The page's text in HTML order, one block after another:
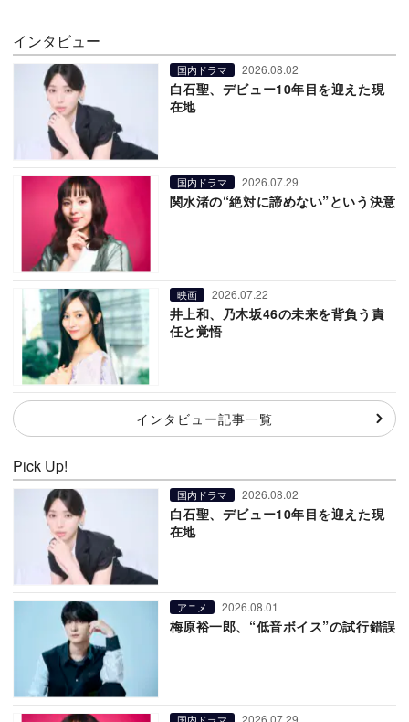
インタビュー
国内ドラマ 2026.08.02
白石聖、デビュー10年目を迎えた現
在地
国内ドラマ 2026.07.29
関水渚の“絶対に諦めない”という決意
映画 2026.07.22
井上和、乃木坂46の未来を背負う責
任と覚悟
インタビュー記事一覧
Pick Up!
国内ドラマ 2026.08.02
白石聖、デビュー10年目を迎えた現
在地
アニメ 2026.08.01
梅原裕一郎、“低音ボイス”の試行錯誤
国内ドラマ